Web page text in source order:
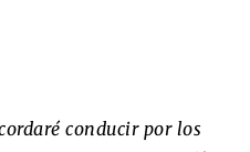
conducir por los